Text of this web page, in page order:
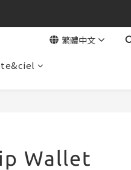
繁體中文
Wallet